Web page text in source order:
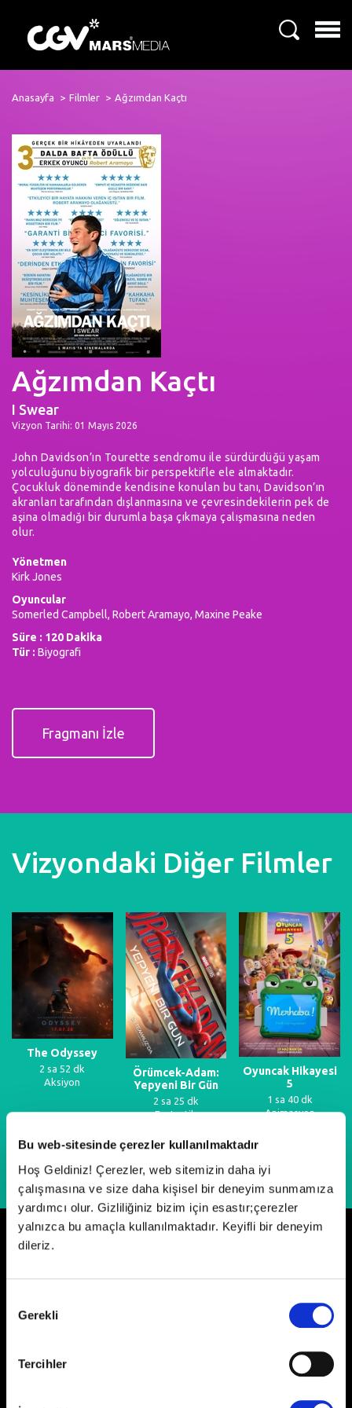
Bu web-sitesinde çerezler kullanılmaktadır
Hoş Geldiniz! Çerezler, web sitemizin daha iyi
çalışmasına ve size daha kişisel bir deneyim sunmamıza
yardımcı olur. Gizliliğiniz bizim için esastır;çerezler
yalnızca bu amaçla kullanılmaktadır. Keyifli bir deneyim
dileriz.
Seçimi
Gerekli
Tercihler
Anasayfa Filmler Ağzımdan Kaçtı
Ağzımdan Kaçtı
I Swear
Vizyon Tarihi: 01 Mayıs 2026
John Davidson’ın Tourette sendromu ile sürdürdüğü yaşam
yolculuğunu biyografik bir perspektifle ele almaktadır.
Çocukluk döneminde kendisine konulan bu tanı, Davidson’ın
akranları tarafından dışlanmasına ve çevresindekilerin pek de
aşina olmadığı bir durumla başa çıkmaya çalışmasına neden
olur.
Yönetmen
Kirk Jones
Oyuncular
Somerled Campbell, Robert Aramayo, Maxine Peake
Süre : 120 Dakika
Tür : Biyografi
Fragmanı İzle
Vizyondaki Diğer Filmler
The Odyssey
2 sa 52 dk
Aksiyon
Örümcek-Adam:
Yepyeni Bir Gün
2 sa 25 dk
Fantastik
Oyuncak Hikayesi
5
1 sa 40 dk
Animasyon
Neler Oluyor?